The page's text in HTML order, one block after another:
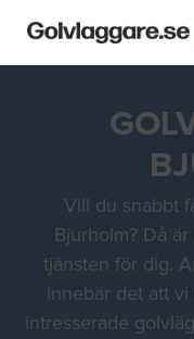
Vill du snabbt
Bjurholm? Då
tjänsten för dig.
innebär det att
intresserade